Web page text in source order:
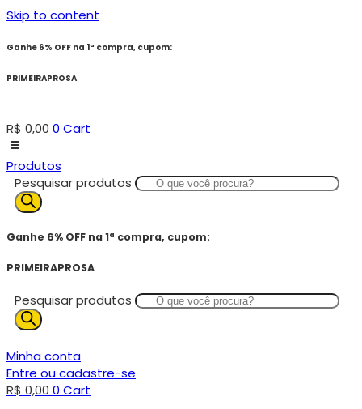
Skip to content
Ganhe 6% OFF na 1ª compra, cupom:
PRIMEIRAPROSA
R$ 0,00 0 Cart
Produtos
Pesquisar produtos
Ganhe 6% OFF na 1ª compra, cupom:
PRIMEIRAPROSA
Pesquisar produtos
Minha conta
Entre ou cadastre-se
R$ 0,00 0 Cart